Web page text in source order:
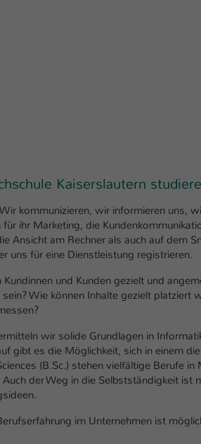
Kaiserslautern
kommunizieren, wir informieren uns,
ihr Marketing, die
Ansicht am Rechner als auch auf dem
uns für eine Dienstleistung registrieren.
und Kunden gezielt und
Wie können Inhalte gezielt platziert
wir solide Grundlagen in
gibt es die Möglichkeit, sich in einem
(B.Sc.) stehen vielfältige Berufe in
der Weg in die Selbstständigkeit ist
im Unternehmen ist